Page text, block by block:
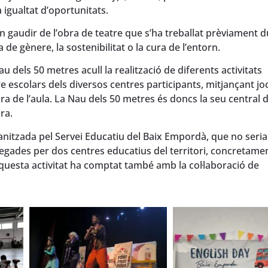
igualtat d’oportunitats.
de l’obra de teatre que s’ha treballat prèviament
gènere, la sostenibilitat o la cura de l’entorn.
dels 50 metres acull la realització de diferents activitats
escolars dels diversos centres participants, mitjançant
de l’aula. La Nau dels 50 metres és doncs la seu central
pel Servei Educatiu del Baix Empordà, que no
per dos centres educatius del territori,
activitat ha comptat també amb la col·laboració de